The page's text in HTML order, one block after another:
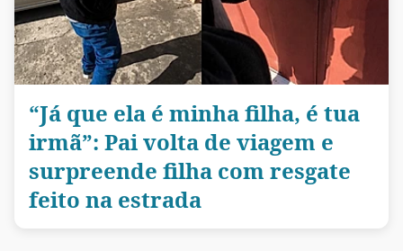
“Já que ela é minha filha, é tua
irmã”: Pai volta de viagem e
surpreende filha com resgate
feito na estrada